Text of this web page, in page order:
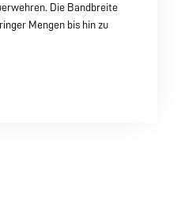
Die Bandbreite
Mengen bis hin zu